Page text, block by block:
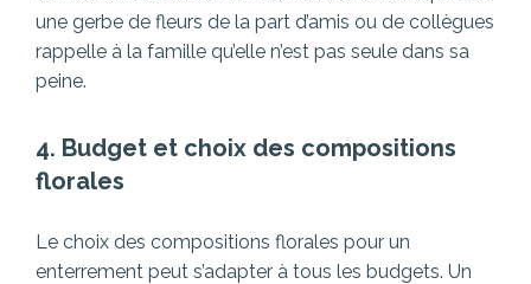
une gerbe de fleurs de la part d’amis ou de collègues
rappelle à la famille qu’elle n’est pas seule dans sa
peine.
4. Budget et choix des compositions
florales
Le choix des compositions florales pour un
enterrement peut s’adapter à tous les budgets. Un